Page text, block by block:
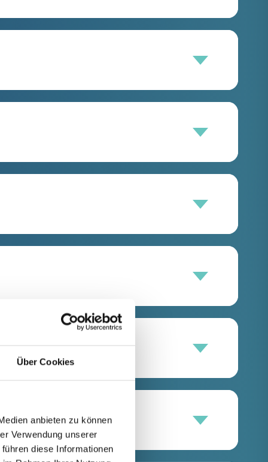
Über Cookies
anbieten zu können
Verwendung unserer
diese Informationen